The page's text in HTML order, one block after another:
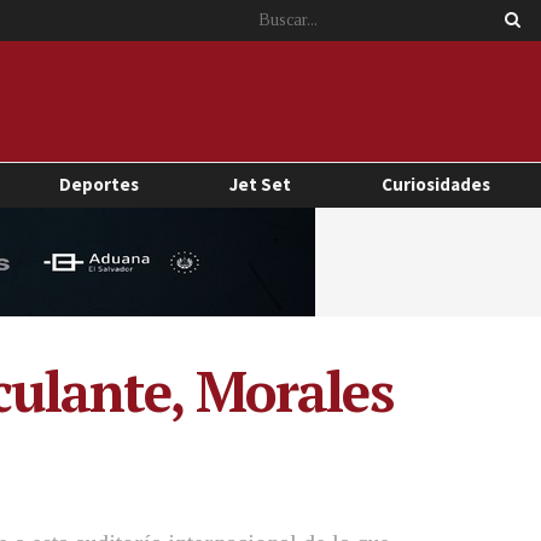
Deportes Jet Set Curiosidades
Morales